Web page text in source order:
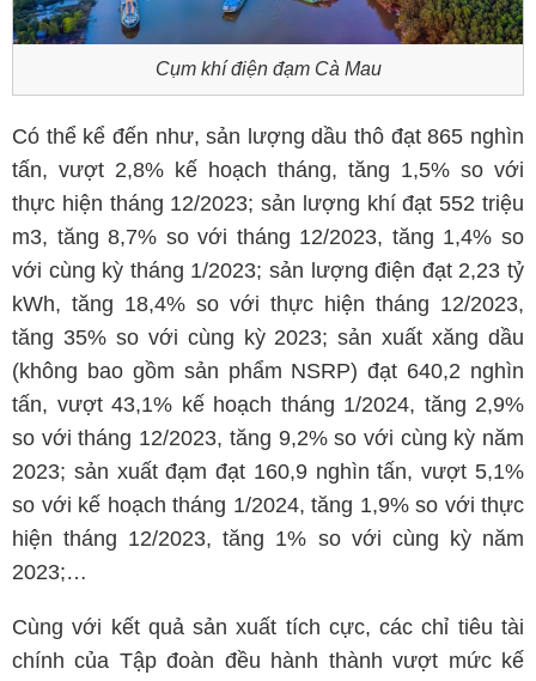
Cụm khí điện đạm Cà Mau
Có thể kể đến như, sản lượng dầu thô đạt 865 nghìn
tấn, vượt 2,8% kế hoạch tháng, tăng 1,5% so với
thực hiện tháng 12/2023; sản lượng khí đạt 552 triệu
m3, tăng 8,7% so với tháng 12/2023, tăng 1,4% so
với cùng kỳ tháng 1/2023; sản lượng điện đạt 2,23 tỷ
kWh, tăng 18,4% so với thực hiện tháng 12/2023,
tăng 35% so với cùng kỳ 2023; sản xuất xăng dầu
(không bao gồm sản phẩm NSRP) đạt 640,2 nghìn
tấn, vượt 43,1% kế hoạch tháng 1/2024, tăng 2,9%
so với tháng 12/2023, tăng 9,2% so với cùng kỳ năm
2023; sản xuất đạm đạt 160,9 nghìn tấn, vượt 5,1%
so với kế hoạch tháng 1/2024, tăng 1,9% so với thực
hiện tháng 12/2023, tăng 1% so với cùng kỳ năm
2023;…
Cùng với kết quả sản xuất tích cực, các chỉ tiêu tài
chính của Tập đoàn đều hành thành vượt mức kế